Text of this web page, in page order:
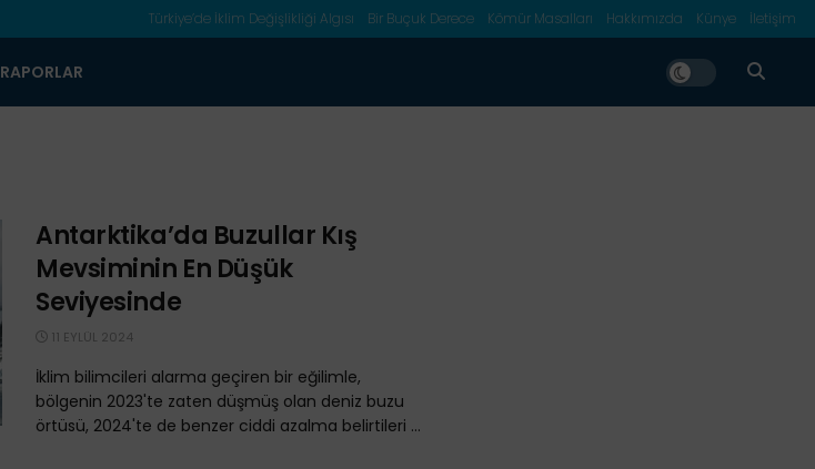
Türkiye’de İklim Değişlikliği Algısı Bir Buçuk Derece Kömür Masalları Hakkımızda Künye İletişim
RAPORLAR
Antarktika’da Buzullar Kış
Mevsiminin En Düşük
Seviyesinde
11 EYLÜL 2024
İklim bilimcileri alarma geçiren bir eğilimle,
bölgenin 2023'te zaten düşmüş olan deniz buzu
örtüsü, 2024'te de benzer ciddi azalma belirtileri ...